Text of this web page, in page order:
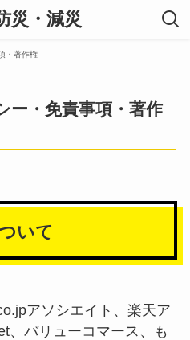
災・減災
・著作権
ー・免責事項・著作
いて
アソシエイト、楽天ア
、バリューコマース、も